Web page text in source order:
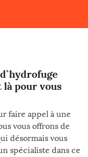
pour vous
faire appel à une
vous offrons de
désormais vous
spécialiste dans ce